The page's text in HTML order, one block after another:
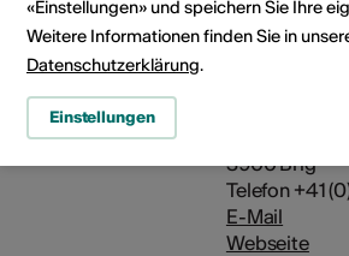
Kosten
Die
Veranstalter
Mediathek
3900 Brig
Telefon +41
E-Mail
Webseite
«Einstellungen» und speichern Sie Ihre
Weitere Informationen finden Sie in
Datenschutzerklärung.
Einstellungen